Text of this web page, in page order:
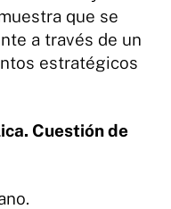
que se
a través de un
estratégicos
Cuestión de